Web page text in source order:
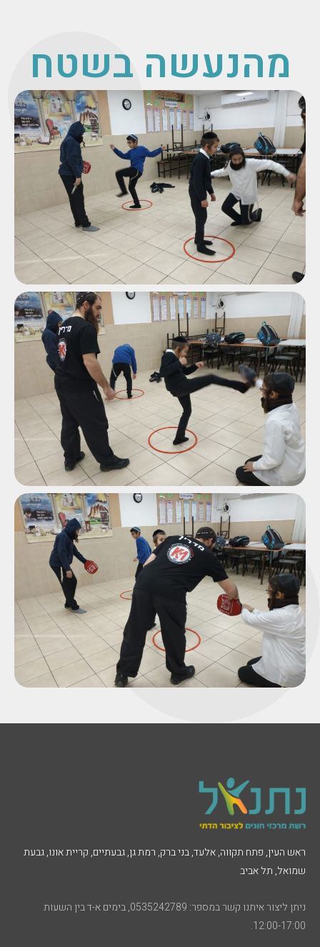
מהנעשה בשטח
ראש העין, פתח תקווה, אלעד, בני ברק, רמת גן, גבעתיים, קריית אונו, גבעת
שמואל, תל אביב
ניתן ליצור איתנו קשר במספר: 0535242789, בימים א-ד בין השעות
12:00-17:00.